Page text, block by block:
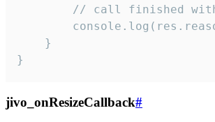
// call finished
    }
}
jivo_onResizeCallback#